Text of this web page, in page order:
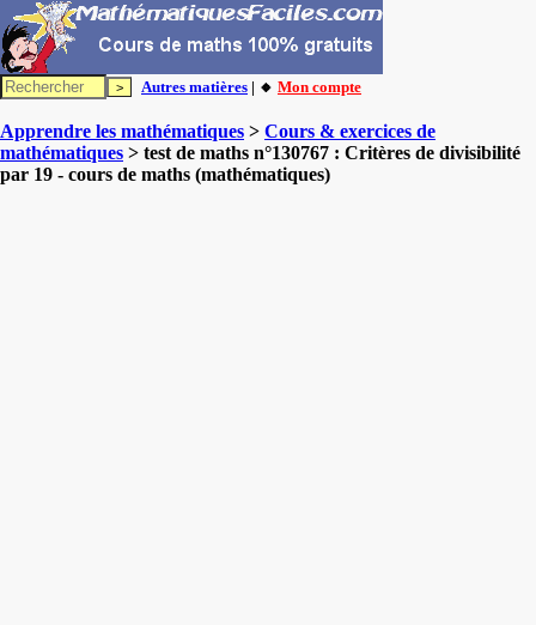
Autres matières | 🔸 Mon compte
Apprendre les mathématiques > Cours & exercices de
mathématiques > test de maths n°130767 : Critères de divisibilité
par 19 - cours de maths (mathématiques)